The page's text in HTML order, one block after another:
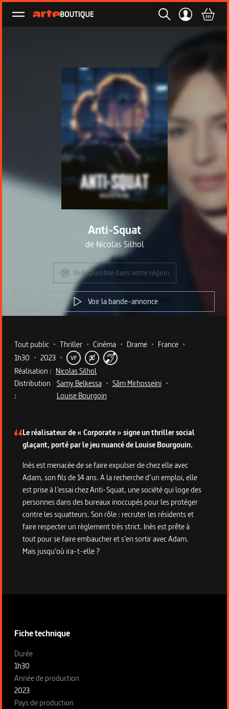
Ouvrir le menu
Anti-Squat
de Nicolas Silhol
Indisponible dans votre région
Voir la bande-annonce
Metadata du programme
Tout public • Thriller • Cinéma • Drame • France •
1h30 • 2023 • VF
Réalisation : Nicolas Silhol
Distribution
:
Samy Belkessa • Sâm Mirhosseini •
Louise Bourgoin
Le réalisateur de « Corporate » signe un thriller social
glaçant, porté par le jeu nuancé de Louise Bourgouin.
Inès est menacée de se faire expulser de chez elle avec
Adam, son fils de 14 ans. A la recherche d’un emploi, elle
est prise à l’essai chez Anti-Squat, une société qui loge des
personnes dans des bureaux inoccupés pour les protéger
contre les squatteurs. Son rôle : recruter les résidents et
faire respecter un règlement très strict. Inès est prête à
tout pour se faire embaucher et s’en sortir avec Adam.
Mais jusqu’où ira-t-elle ?
Fiche technique
Fiche technique section gauche
Durée
1h30
Année de production
2023
Pays de production